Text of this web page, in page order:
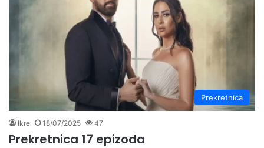
Prekretnica
Ikre 18/07/2025 47
Prekretnica 17 epizoda